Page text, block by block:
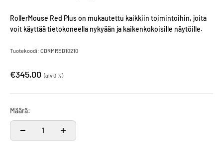
RollerMouse Red Plus on mukautettu kaikkiin toimintoihin, joita
voit käyttää tietokoneella nykyään ja kaikenkokoisille näytöille.
Tuotekoodi: CDRMRED10210
€345,00 (alv 0 %)
Määrä: